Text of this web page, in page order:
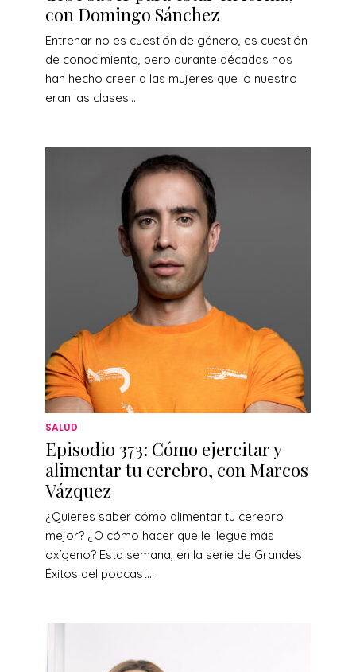
con Domingo Sánchez
Entrenar no es cuestión de género, es cuestión
de conocimiento, pero durante décadas nos
han hecho creer a las mujeres que lo nuestro
eran las clases...
SALUD
Episodio 373: Cómo ejercitar y
alimentar tu cerebro, con Marcos
Vázquez
¿Quieres saber cómo alimentar tu cerebro
mejor? ¿O cómo hacer que le llegue más
oxígeno? Esta semana, en la serie de Grandes
Éxitos del podcast...